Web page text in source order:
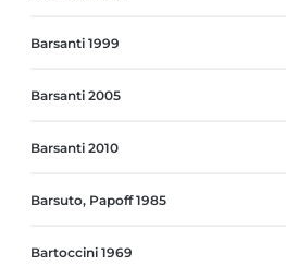
Barsanti 1999
Barsanti 2005
Barsanti 2010
Barsuto, Papoff 1985
Bartoccini 1969